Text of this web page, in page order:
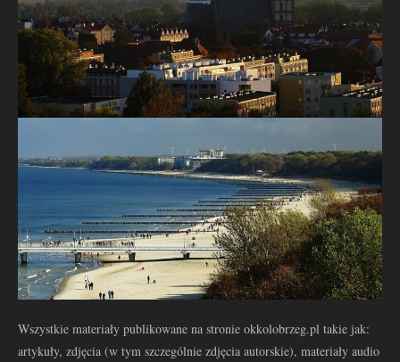
Wszystkie materiały publikowane na stronie okkolobrzeg.pl takie jak:
artykuły, zdjęcia (w tym szczególnie zdjęcia autorskie), materiały audio